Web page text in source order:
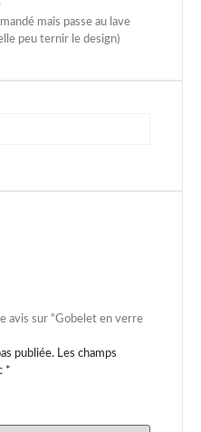
mais passe au lave
peu ternir le design)
avis sur “Gobelet en verre
publiée. Les champs
*